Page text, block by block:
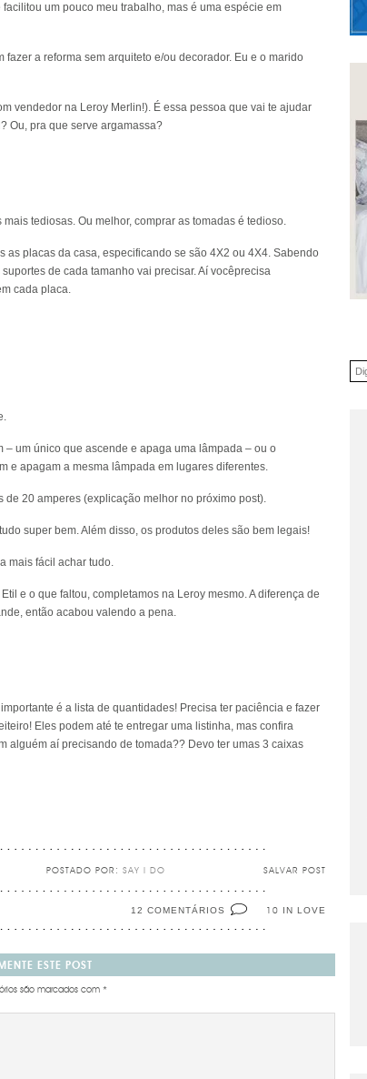
um pouco meu trabalho, mas é uma espécie em
a reforma sem arquiteto e/ou decorador. Eu e o marido
vendedor na Leroy Merlin!). É essa pessoa que vai te ajudar
Ou, pra que serve argamassa?
tediosas. Ou melhor, comprar as tomadas é tedioso.
as placas da casa, especificando se são 4X2 ou 4X4. Sabendo
de cada tamanho vai precisar. Aí vocêprecisa
cada placa.
um único que ascende e apaga uma lâmpada – ou o
e apagam a mesma lâmpada em lugares diferentes.
de 20 amperes (explicação melhor no próximo post).
super bem. Além disso, os produtos deles são bem legais!
mais fácil achar tudo.
Etil e o que faltou, completamos na Leroy mesmo. A diferença de
então acabou valendo a pena.
é a lista de quantidades! Precisa ter paciência e fazer
Eles podem até te entregar uma listinha, mas confira
alguém aí precisando de tomada?? Devo ter umas 3 caixas
SALVAR POST
POSTADO POR: SAY I DO
10 IN LOVE
12 COMENTÁRIOS
ESTE POST
são marcados com *